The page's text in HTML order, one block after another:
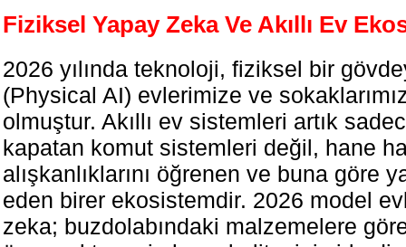
Fiziksel Yapay Zeka Ve Akıllı Ev
2026 yılında teknoloji, fiziksel bir
(Physical AI) evlerimize ve
olmuştur. Akıllı ev sistemleri artık
kapatan komut sistemleri değil, hane
alışkanlıklarını öğrenen ve buna göre
eden birer ekosistemdir. 2026 model
zeka; buzdolabındaki malzemelere